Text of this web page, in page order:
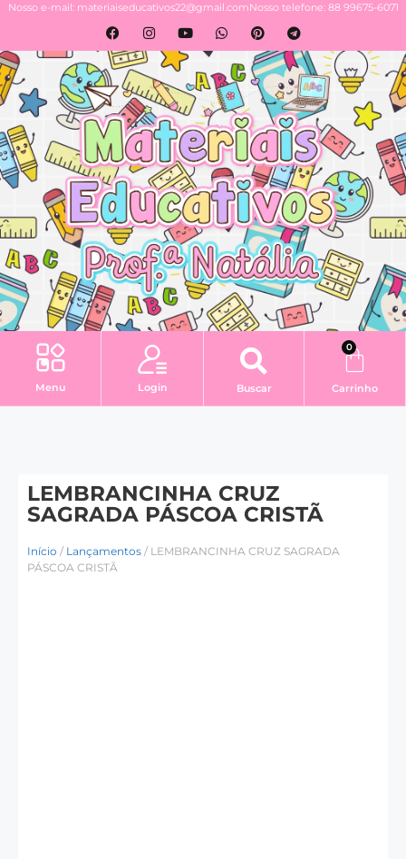
Nosso e-mail: materiaiseducativos22@gmail.comNosso telefone: 88 99675-6071
Menu Login Buscar
0
Carrinho
LEMBRANCINHA CRUZ
SAGRADA PÁSCOA CRISTÃ
Início / Lançamentos / LEMBRANCINHA CRUZ SAGRADA
PÁSCOA CRISTÃ